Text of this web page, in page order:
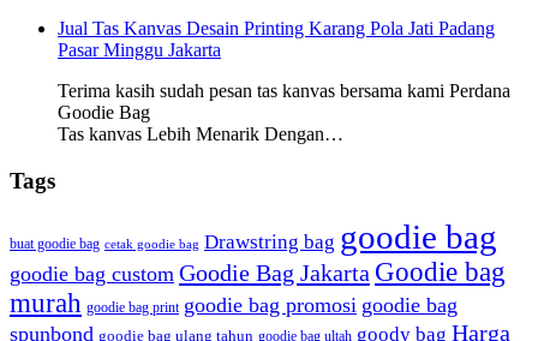
Jual Tas Kanvas Desain Printing Karang Pola Jati Padang
Pasar Minggu Jakarta
Terima kasih sudah pesan tas kanvas bersama kami Perdana
Goodie Bag
Tas kanvas Lebih Menarik Dengan…
Tags
buat goodie bag cetak goodie bag Drawstring bag goodie bag
goodie bag custom Goodie Bag Jakarta Goodie bag
murah goodie bag print goodie bag promosi goodie bag
spunbond goodie bag ulang tahun goodie bag ultah goody bag Harga